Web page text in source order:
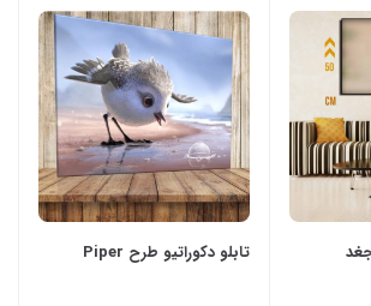
تابلو دکوراتیو طرح Piper